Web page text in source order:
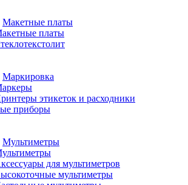
Макетные платы
платы
Маркировка
этикеток и расходники
приборы
Мультиметры
для мультиметров
мультиметры